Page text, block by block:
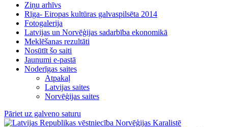
Ziņu arhīvs
Rīga- Eiropas kultūras galvaspilsēta 2014
Fotogalerija
Latvijas un Norvēģijas sadarbība ekonomikā
Meklēšanas rezultāti
Nosūtīt šo saiti
Jaunumi e-pastā
Noderīgas saites
Atpakaļ
Latvijas saites
Norvēģijas saites
Pāriet uz galveno saturu